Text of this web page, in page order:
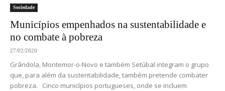
Sociedade
Municípios empenhados na sustentabilidade e
no combate à pobreza
27/02/2020
Grândola, Montemor-o-Novo e também Setúbal integram o grupo
que, para além da sustentabilidade, também pretende combater
pobreza. Cinco municípios portugueses, onde se incluem